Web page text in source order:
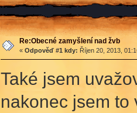
Re:Obecné zamyšlení nad žvb
« Odpověď #1 kdy: Říjen 20, 2013,
Také jsem
nakonec jsem to